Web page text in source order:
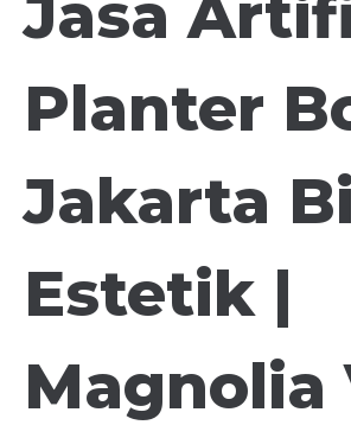
Jasa
Planter
Jakarta
Estetik |
Magnolia